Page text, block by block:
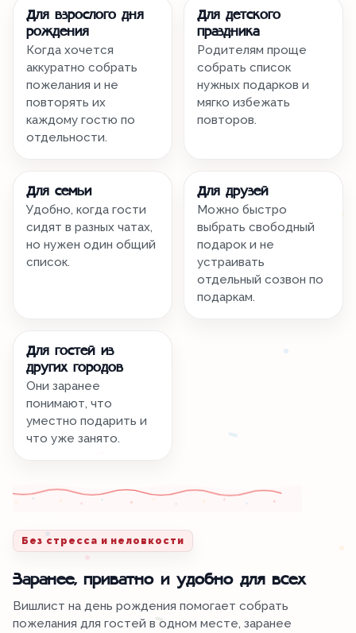
Для взрослого дня
рождения
Когда хочется
аккуратно собрать
пожелания и не
повторять их
каждому гостю по
отдельности.
Для детского
праздника
Родителям проще
собрать список
нужных подарков и
мягко избежать
повторов.
Для семьи
Удобно, когда гости
сидят в разных чатах,
но нужен один общий
список.
Для друзей
Можно быстро
выбрать свободный
подарок и не
устраивать
отдельный созвон по
подаркам.
Для гостей из
других городов
Они заранее
понимают, что
уместно подарить и
что уже занято.
Без стресса и неловкости
Заранее, приватно и удобно для всех
Вишлист на день рождения помогает собрать
пожелания для гостей в одном месте, заранее